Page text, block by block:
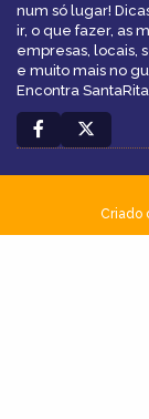
num só lugar!
ir, o que fazer, as
empresas, locais,
e muito mais no
Encontra SantaRita.
Criado